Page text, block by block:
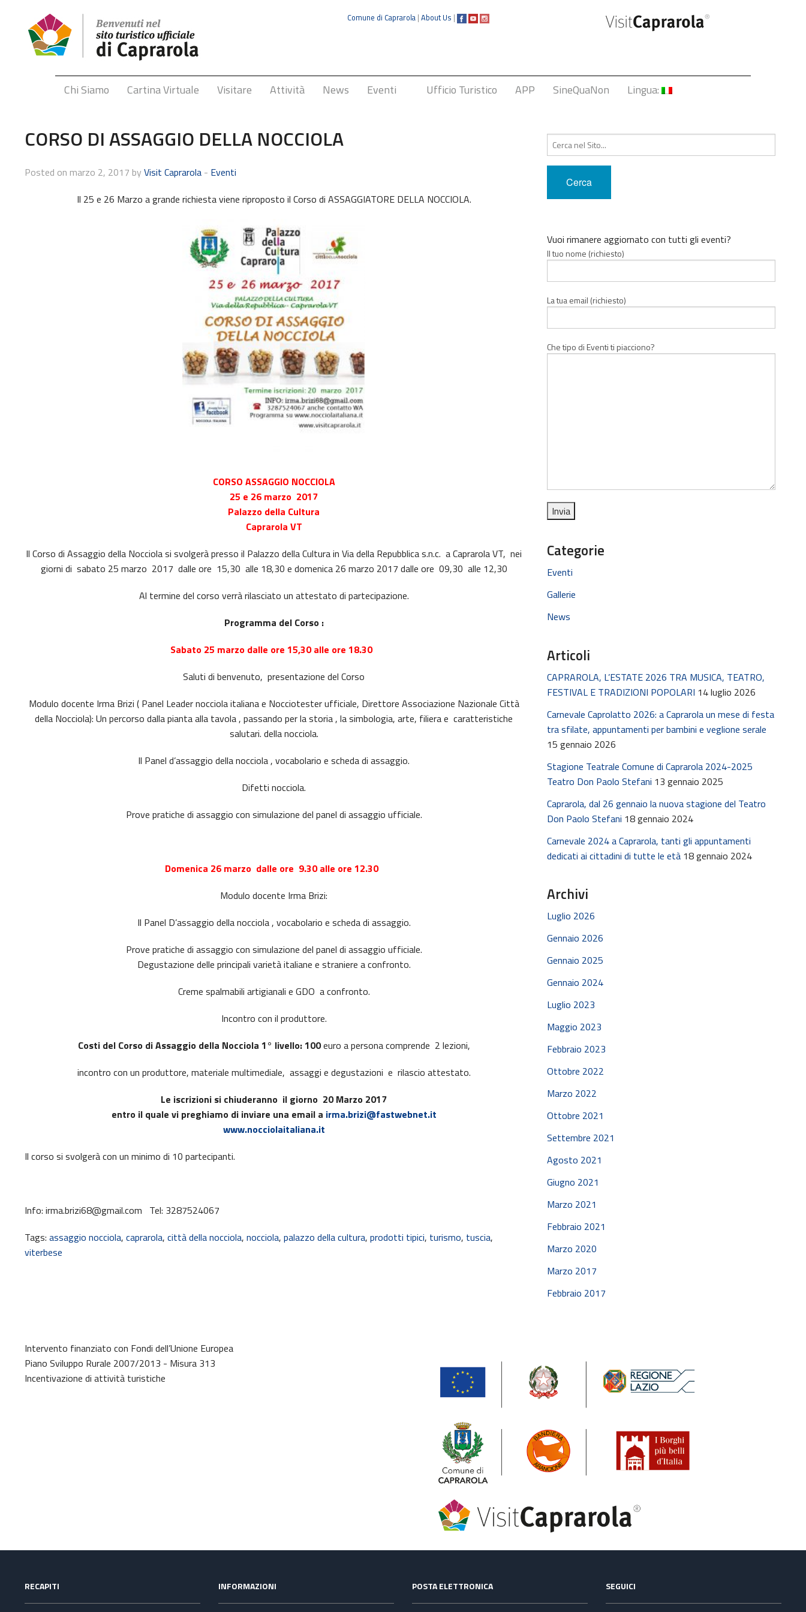
Comune di Caprarola |About Us |
Chi Siamo Cartina Virtuale Visitare Attività News
Eventi
Ufficio Turistico APP SineQuaNon
Lingua:
CORSO DI ASSAGGIO DELLA NOCCIOLA
Posted on marzo 2, 2017 by Visit Caprarola- Eventi
Il 25 e 26 Marzo a grande richiesta viene riproposto il Corso di ASSAGGIATORE DELLA NOCCIOLA.
CORSO ASSAGGIO NOCCIOLA
25 e 26 marzo 2017
Palazzo della Cultura
Caprarola VT
Il Corso di Assaggio della Nocciola si svolgerà presso il Palazzo della Cultura in Via della Repubblica s.n.c. a Caprarola VT, nei
giorni di sabato 25 marzo 2017 dalle ore 15,30 alle 18,30 e domenica 26 marzo 2017 dalle ore 09,30 alle 12,30
Al termine del corso verrà rilasciato un attestato di partecipazione.
Programma del Corso :
Sabato 25 marzo dalle ore 15,30 alle ore 18.30
Saluti di benvenuto, presentazione del Corso
Modulo docente Irma Brizi ( Panel Leader nocciola italiana e Nocciotester ufficiale, Direttore Associazione Nazionale Città
della Nocciola): Un percorso dalla pianta alla tavola , passando per la storia , la simbologia, arte, filiera e caratteristiche
salutari. della nocciola.
Il Panel d’assaggio della nocciola , vocabolario e scheda di assaggio.
Difetti nocciola.
Prove pratiche di assaggio con simulazione del panel di assaggio ufficiale.
Domenica 26 marzo dalle ore 9.30 alle ore 12.30
Modulo docente Irma Brizi:
Il Panel D’assaggio della nocciola , vocabolario e scheda di assaggio.
Prove pratiche di assaggio con simulazione del panel di assaggio ufficiale.
Degustazione delle principali varietà italiane e straniere a confronto.
Creme spalmabili artigianali e GDO a confronto.
Incontro con il produttore.
Costi del Corso di Assaggio della Nocciola 1° livello: 100euro a persona comprende 2 lezioni,
incontro con un produttore, materiale multimediale, assaggi e degustazioni e rilascio attestato.
Le iscrizioni si chiuderanno il giorno 20 Marzo 2017
entro il quale vi preghiamo di inviare una email a irma.brizi@fastwebnet.it
www.nocciolaitaliana.it
Il corso si svolgerà con un minimo di 10 partecipanti.
Info: irma.brizi68@gmail.com Tel: 3287524067
Tags: assaggio nocciola, caprarola, città della nocciola, nocciola, palazzo della cultura, prodotti tipici, turismo, tuscia,
viterbese
Cerca:
Vuoi rimanere aggiornato con tutti gli eventi?
Il tuo nome (richiesto)
La tua email (richiesto)
Che tipo di Eventi ti piacciono?
Categorie
Eventi
Gallerie
News
Articoli
CAPRAROLA, L’ESTATE 2026 TRA MUSICA, TEATRO,
FESTIVAL E TRADIZIONI POPOLARI 14 luglio 2026
Carnevale Caprolatto 2026: a Caprarola un mese di festa
tra sfilate, appuntamenti per bambini e veglione serale
15 gennaio 2026
Stagione Teatrale Comune di Caprarola 2024-2025
Teatro Don Paolo Stefani 13 gennaio 2025
Caprarola, dal 26 gennaio la nuova stagione del Teatro
Don Paolo Stefani 18 gennaio 2024
Carnevale 2024 a Caprarola, tanti gli appuntamenti
dedicati ai cittadini di tutte le età 18 gennaio 2024
Archivi
Luglio 2026
Gennaio 2026
Gennaio 2025
Gennaio 2024
Luglio 2023
Maggio 2023
Febbraio 2023
Ottobre 2022
Marzo 2022
Ottobre 2021
Settembre 2021
Agosto 2021
Giugno 2021
Marzo 2021
Febbraio 2021
Marzo 2020
Marzo 2017
Febbraio 2017
Intervento finanziato con Fondi dell’Unione Europea
Piano Sviluppo Rurale 2007/2013 - Misura 313
Incentivazione di attività turistiche
RECAPITI INFORMAZIONI POSTA ELETTRONICA SEGUICI